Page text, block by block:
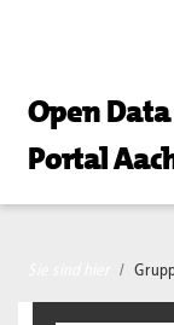
Open Data
Portal